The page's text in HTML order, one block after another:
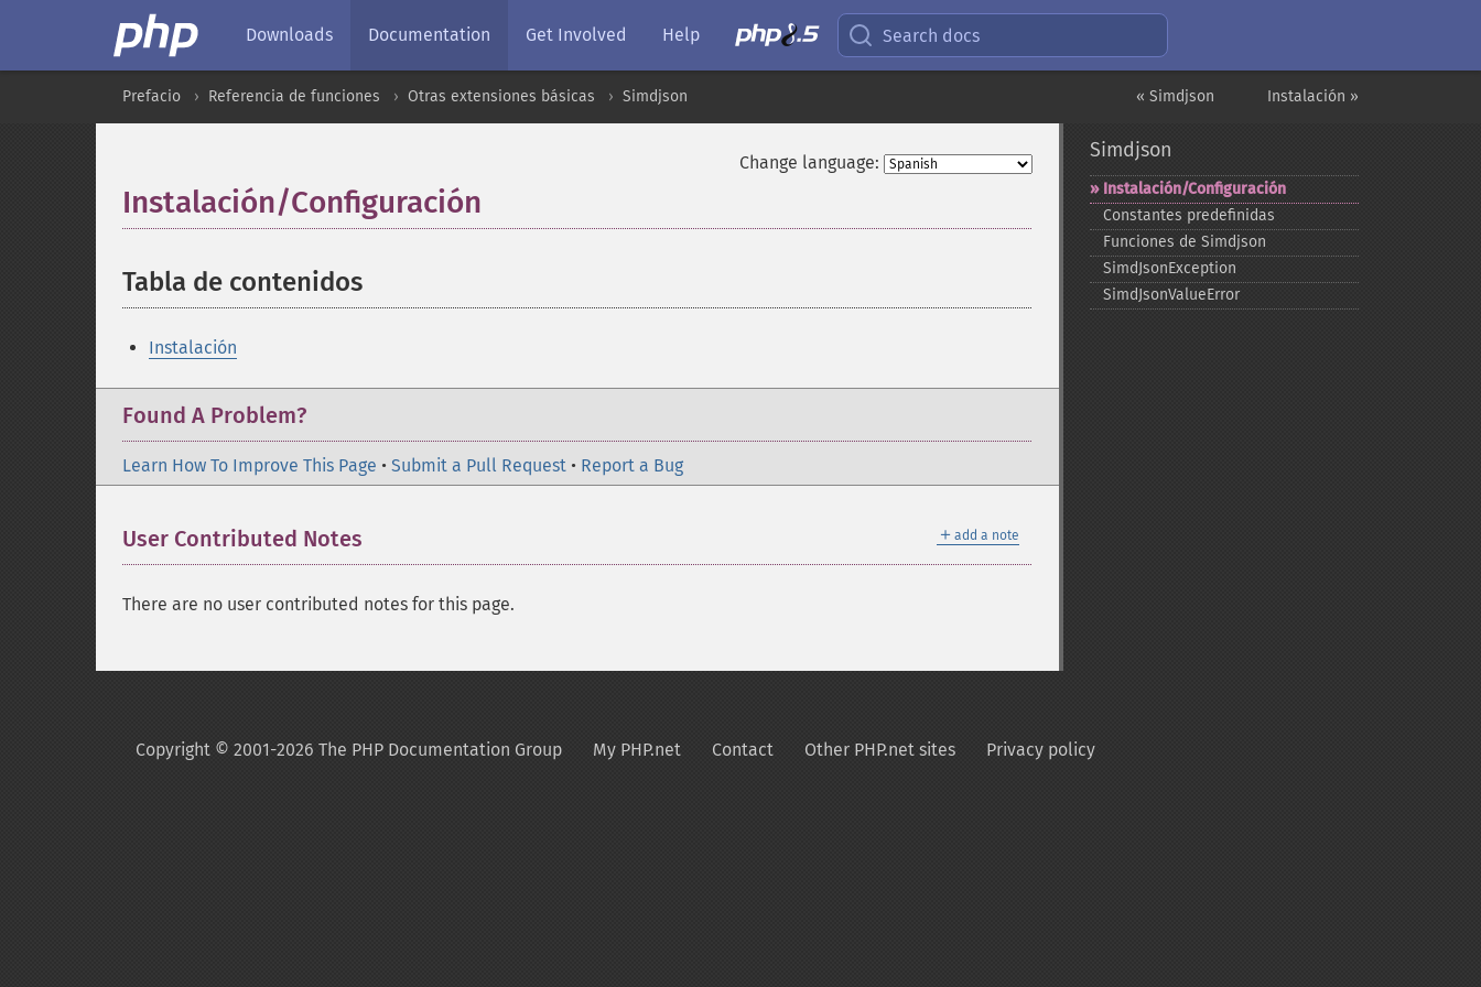
Downloads Documentation Get Involved Help Search docs
Instalación »
« Simdjson
Prefacio Referencia de funciones Otras extensiones básicas Simdjson
Change language:
Instalación/Configuración
Tabla de contenidos
Instalación
Found A Problem?
Learn How To Improve This Page • Submit a Pull Request • Report a Bug
＋ add a note
User Contributed Notes
There are no user contributed notes for this page.
Simdjson
Instalación/Configuración
Constantes predefinidas
Funciones de Simdjson
SimdJsonException
SimdJsonValueError
Copyright © 2001-2026 The PHP Documentation Group My PHP.net Contact Other PHP.net sites Privacy policy